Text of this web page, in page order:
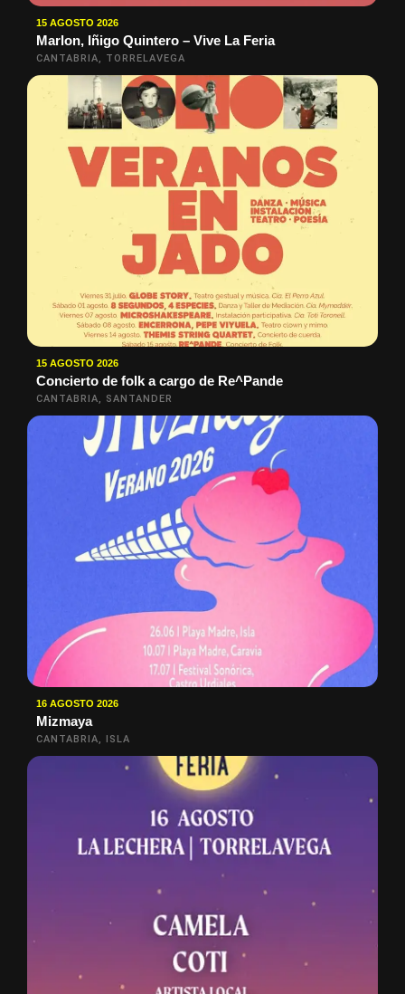
15 AGOSTO 2026
Marlon, Iñigo Quintero – Vive La Feria
CANTABRIA, TORRELAVEGA
15 AGOSTO 2026
Concierto de folk a cargo de Re^Pande
CANTABRIA, SANTANDER
16 AGOSTO 2026
Mizmaya
CANTABRIA, ISLA